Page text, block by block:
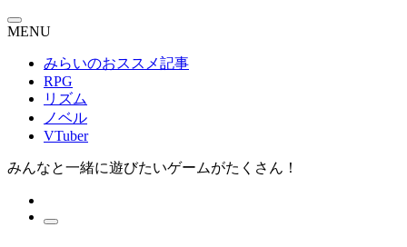
MENU
みらいのおススメ記事
RPG
リズム
ノベル
VTuber
みんなと一緒に遊びたいゲームがたくさん！